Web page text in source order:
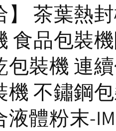
】 茶葉熱
食品包裝
包裝機 連
機 不鏽鋼
液體粉末-